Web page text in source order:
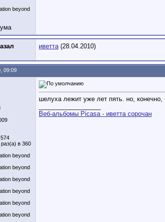
иветта(28.04.2010)
09:09
в 360
шелуха лежит уже лет пять. но,
Веб-альбомы Picasa - иветта сорочан